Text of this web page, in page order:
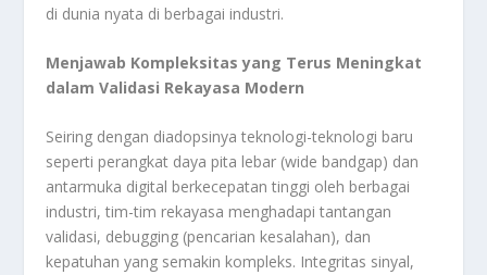
di dunia nyata di berbagai industri.
Menjawab Kompleksitas yang Terus Meningkat
dalam Validasi Rekayasa Modern
Seiring dengan diadopsinya teknologi-teknologi baru
seperti perangkat daya pita lebar (wide bandgap) dan
antarmuka digital berkecepatan tinggi oleh berbagai
industri, tim-tim rekayasa menghadapi tantangan
validasi, debugging (pencarian kesalahan), dan
kepatuhan yang semakin kompleks. Integritas sinyal,